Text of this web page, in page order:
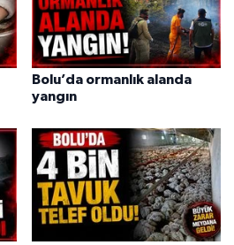
Bolu’da ormanlık alanda
yangın